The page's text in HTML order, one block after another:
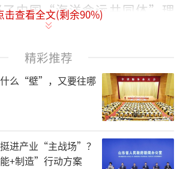
了中国“海洋命运共同体”理
世界展示海洋合作与高质量发
击查看全文(剩余90%)
精彩推荐
么“壁”，又要往哪
进产业“主战场”？
+制造”行动方案